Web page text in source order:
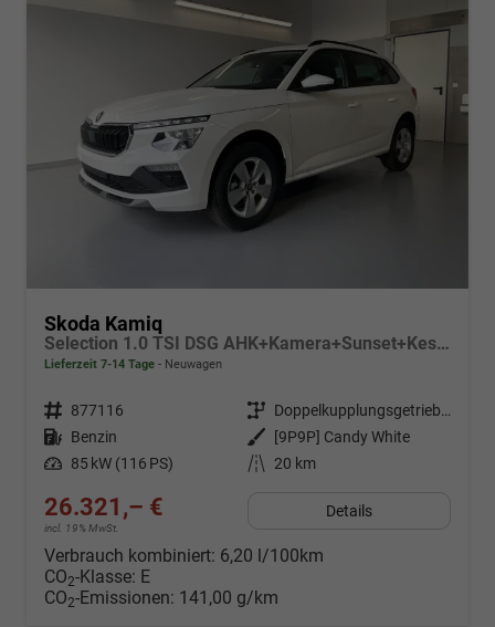
Skoda Kamiq
Selection 1.0 TSI DSG AHK+Kamera+Sunset+Kessy+AppConnect+Sitzheiz+Alu16+GV5
Lieferzeit 7-14 Tage Neuwagen
Fahrzeugnr. 877116 Getriebe
Doppelkupplungsgetriebe (DSG)
Kraftstoff Benzin Außenfarbe
[9P9P] Candy White
Leistung 85 kW (116 PS) Kilometerstand 20 km
26.321,– €
incl. 19% MwSt.
Details
Verbrauch kombiniert: 6,20 l/100km
CO2-Klasse: E
CO2-Emissionen: 141,00 g/km